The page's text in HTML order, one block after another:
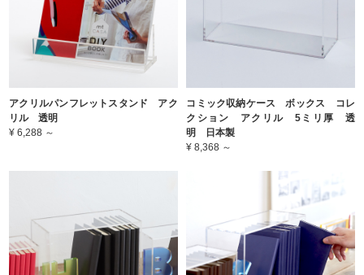
アクリルパンフレットスタンド アク
リル 透明
¥ 6,288 ～
コミック収納ケース ボックス コレ
クション アクリル 5ミリ厚 透
明 日本製
¥ 8,368 ～